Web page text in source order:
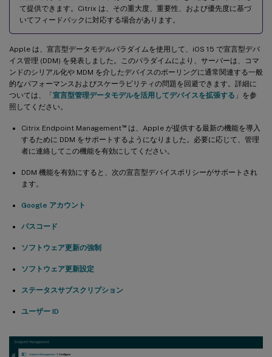
て提供できます。Citrix は、その重大度、重要性、および優先度に基づ
いてフィードバックに対応する場合があります。
Apple は、宣言型データモデルパラダイムを使用して、iOS 15 で宣言型デバ
イス管理 (DDM) を発表しました。このパラダイムにより、サーバーは、コマ
ンドのシリアル化や MDM を介したデバイスのポーリングに通常関連する一般
的なパフォーマンスおよびスケーラビリティの問題を回避できます。詳細に
ついては、「宣言型管理データモデルを活用してデバイスを拡張する 」を参
照してください。
Citrix Endpoint Management™は、Apple が提供する最新の機能を導入
するために DDM をサポートするようになりました。必要に応じて、管理
者に連絡してこの機能を有効にしてください。
DDM 機能を有効にすると、次の宣言型デバイスポリシーがサポートされ
ます。
Google アカウント
パスコード
ソフトウェア更新の強制
ソフトウェア更新設定
ステータスサブスクリプション
ユーザー ID